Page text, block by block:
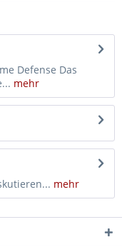
Defense Das
mehr
mehr